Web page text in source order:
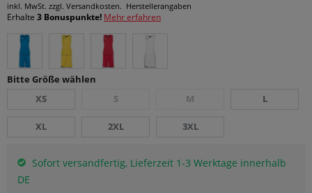
inkl. MwSt. zzgl. Versandkosten. Herstellerangaben
Erhalte 3 Bonuspunkte! Mehr erfahren
Bitte Größe wählen
XS
S M L
XL 2XL 3XL
Sofort versandfertig, Lieferzeit 1-3 Werktage innerhalb
DE